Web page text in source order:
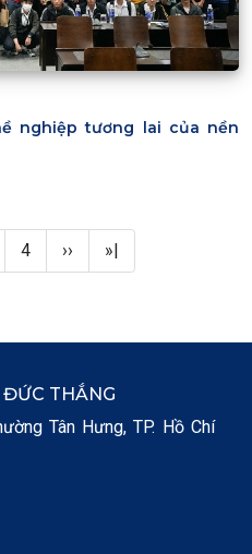
nghiệp tương lai của nền
Page
4 Next page
›› Last page
»|
THẮNG
Tân Hưng, TP. Hồ Chí